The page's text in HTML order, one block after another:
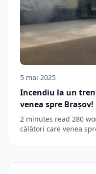
5 mai 2025
Incendiu la un
venea spre Brașov!
2 minutes read 280
călători care venea